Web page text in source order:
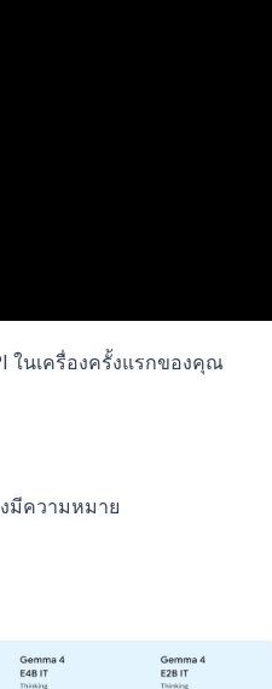
ในเครื่องครั้งแรกของคุณ
มีความหมาย